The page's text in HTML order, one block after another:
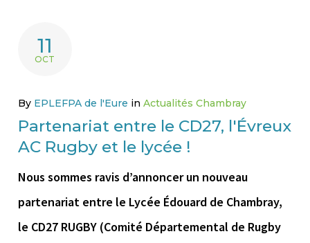
11
OCT
By EPLEFPA de l'Eure in Actualités Chambray
Partenariat entre le CD27, l'Évreux
AC Rugby et le lycée !
Nous sommes ravis d’annoncer un nouveau
partenariat entre le Lycée Édouard de Chambray,
le CD27 RUGBY (Comité Départemental de Rugby